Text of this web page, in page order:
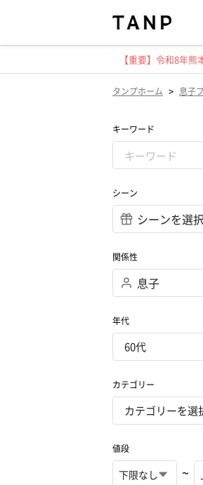
【重要】令和8年
タンプホーム > 息子
キーワード
シーン
関係性
年代
カテゴリー
値段
~